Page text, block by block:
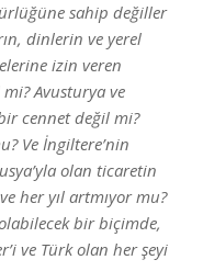
sahip değiller
dinlerin ve yerel
izin veren
Avusturya ve
bir cennet değil mi?
Ve İngiltere’nin
olan ticaretin
her yıl artmıyor mu?
bir biçimde,
ve Türk olan her şeyi